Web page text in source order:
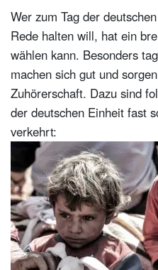
Wer zum Tag der
Rede halten will, hat ein
wählen kann. Besonders
machen sich gut und
Zuhörerschaft. Dazu sind
der deutschen Einheit fast
verkehrt: